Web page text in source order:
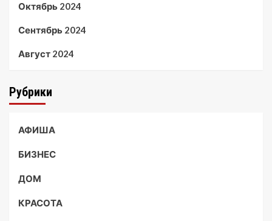
Октябрь 2024
Сентябрь 2024
Август 2024
Рубрики
АФИША
БИЗНЕС
ДОМ
КРАСОТА